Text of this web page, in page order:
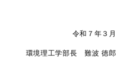
令和７年３月
環境理工学部長 難波 徳郎